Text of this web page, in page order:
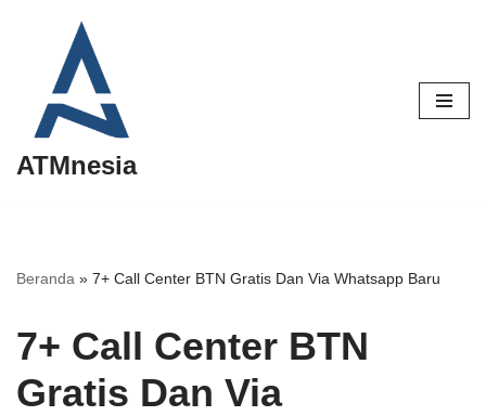
Lompat
konten
ATMnesia
Beranda » 7+ Call Center BTN Gratis Dan Via Whatsapp Baru
7+ Call Center BTN
Gratis Dan Via